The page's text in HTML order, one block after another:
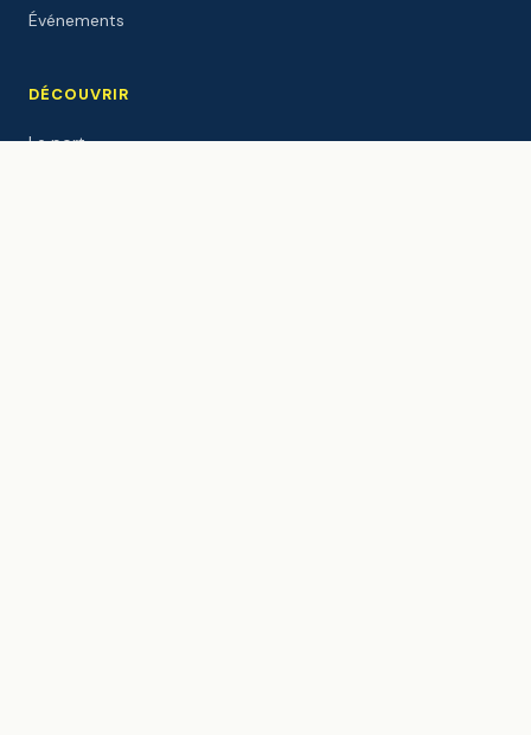
Événements
DÉCOUVRIR
Le port